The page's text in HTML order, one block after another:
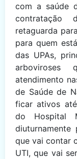
com a saúde
contratação
retaguarda
para quem
das UPAs,
atendimento
de Saúde de
ficar ativos
do Hospital
que vai contar
UTI, que vai